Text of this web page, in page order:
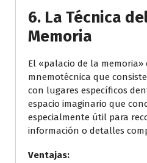
6. La Técnica
Memoria
El «palacio de la memoria»
mnemotécnica que
con lugares específicos
espacio imaginario que
especialmente útil para
información o detalles
Ventajas: